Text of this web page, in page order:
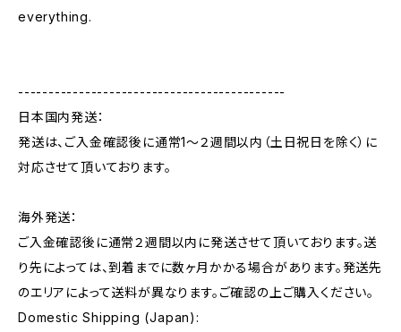
everything.
--------------------------------------------
日本国内発送：
発送は、ご入金確認後に通常1〜２週間以内（土日祝日を除く）に
対応させて頂いております。
海外発送：
ご入金確認後に通常２週間以内に発送させて頂いております。送
り先によっては、到着までに数ヶ月かかる場合があります。発送先
のエリアによって送料が異なります。ご確認の上ご購入ください。
Domestic Shipping (Japan):